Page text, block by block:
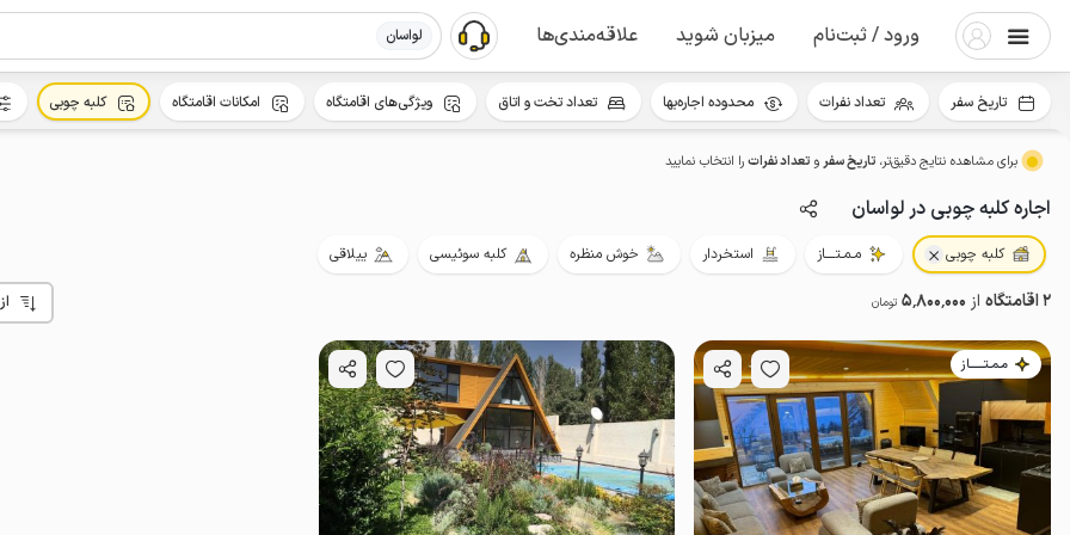
ورود / ثبت‌نام میزبان شوید علاقه‌مندی‌ها لواسان
برای مشاهده نتایج دقیق‌تر، تاریخ سفرو تعداد نفراترا انتخاب نمایید
اجاره کلبه چوبی در لواسان
کلبه چوبی مـمـتــــاز استخردار خوش منظره کلبه سوئیسی ییلاقی
2 اقامتگاه از 5٬800٬000 تومان
مـمـتــــــاز
تاریخ سفر تعداد نفرات محدوده اجاره‌بها تعداد تخت و اتاق ویژگی‌های اقامتگاه امکانات اقامتگاه کلبه چوبی